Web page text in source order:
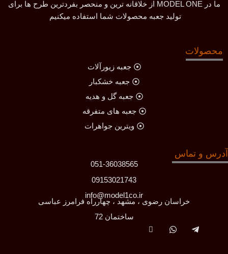
ما در MODEL ONE از خلاقانه ترین و منحصر بفردترین طرح ها برای
تولید جعبه محصولات شما استفاده میکنیم
محصولات
جعبه زیورآلات
جعبه خشکبار
جعبه گل و هدیه
جعبه های متفرقه
ویترین جواهرات
آدرس و تماس
051-36038565
09153021743
info@model1co.ir
خراسان رضوی ، مشهد ، چهارراه فرامرز عباسی
ساختمان 72